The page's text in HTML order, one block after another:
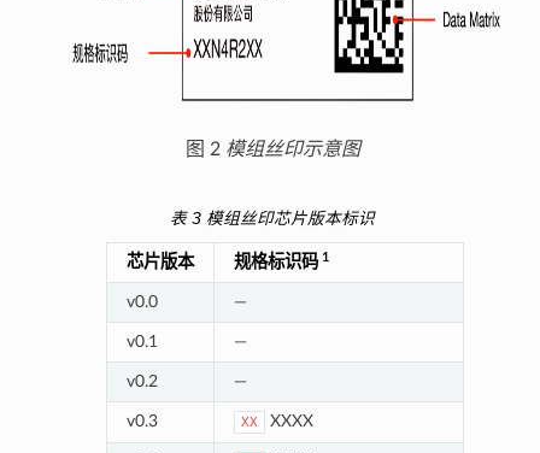
图 2 模组丝印示意图
表 3 模组丝印芯片版本标识
芯片版本 规格标识码 1
v0.0 —
v0.1 —
v0.2 —
v0.3 XX XXXX